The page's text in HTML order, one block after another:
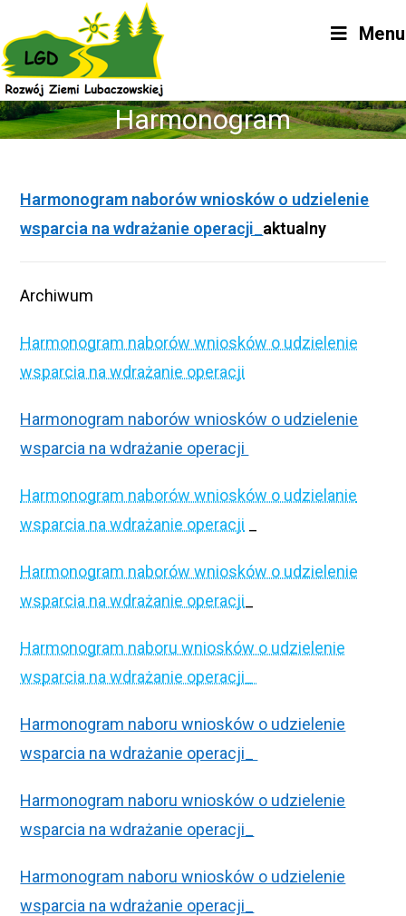
content
Menu
Harmonogram
Harmonogram naborów wniosków o udzielenie
wsparcia na wdrażanie operacji_ aktualny
Archiwum
Harmonogram naborów wniosków o udzielenie
wsparcia na wdrażanie operacji
Harmonogram naborów wniosków o udzielenie
wsparcia na wdrażanie operacji
Harmonogram naborów wniosków o udzielanie
wsparcia na wdrażanie operacji
Harmonogram naborów wniosków o udzielenie
wsparcia na wdrażanie operacji
Harmonogram naboru wniosków o udzielenie
wsparcia na wdrażanie operacji_
Harmonogram naboru wniosków o udzielenie
wsparcia na wdrażanie operacji_
Harmonogram naboru wniosków o udzielenie
wsparcia na wdrażanie operacji_
Harmonogram naboru wniosków o udzielenie
wsparcia na wdrażanie operacji_